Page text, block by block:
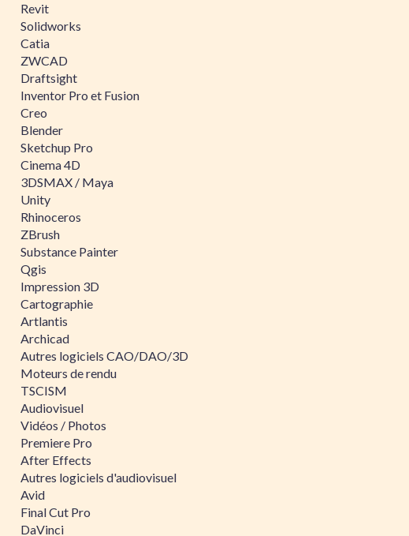
Revit
Solidworks
Catia
ZWCAD
Draftsight
Inventor Pro et Fusion
Creo
Blender
Sketchup Pro
Cinema 4D
3DSMAX / Maya
Unity
Rhinoceros
ZBrush
Substance Painter
Qgis
Impression 3D
Cartographie
Artlantis
Archicad
Autres logiciels CAO/DAO/3D
Moteurs de rendu
TSCISM
Audiovisuel
Vidéos / Photos
Premiere Pro
After Effects
Autres logiciels d'audiovisuel
Avid
Final Cut Pro
DaVinci